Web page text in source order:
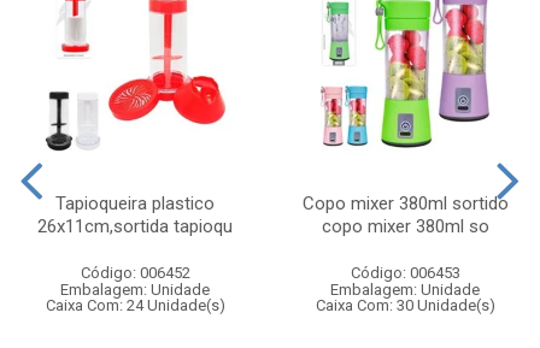
Tapioqueira plastico
26x11cm,sortida tapioqu
Código: 006452
Embalagem: Unidade
Caixa Com: 24 Unidade(s)
Copo mixer 380ml sortido
copo mixer 380ml so
Código: 006453
Embalagem: Unidade
Caixa Com: 30 Unidade(s)